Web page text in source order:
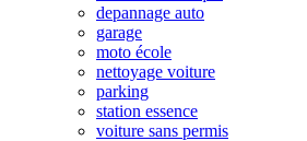
depannage auto
garage
moto école
nettoyage voiture
parking
station essence
voiture sans permis